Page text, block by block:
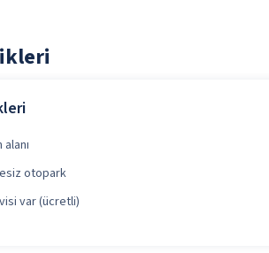
otopark
var (ücretli)